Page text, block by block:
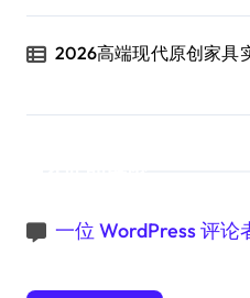
2026高端现代原创家具
一位 WordPress 评论